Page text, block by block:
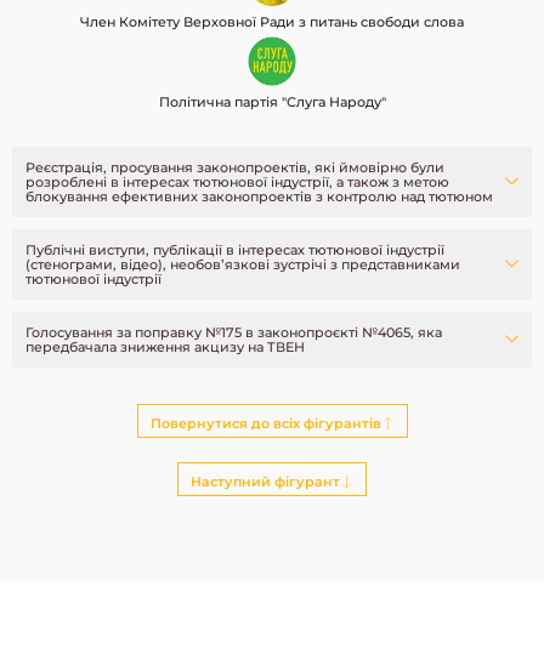
Член Комітету Верховної Ради з питань свободи слова
Політична партія "Слуга Народу"
Реєстрація, просування законопроектів, які ймовірно були
розроблені в інтересах тютюнової індустрії, а також з метою
блокування ефективних законопроектів з контролю над тютюном
Публічні виступи, публікації в інтересах тютюнової індустрії
(стенограми, відео), необовʼязкові зустрічі з представниками
тютюнової індустрії
Голосування за поправку №175 в законопроєкті №4065, яка
передбачала зниження акцизу на ТВЕН
Повернутися до всіх фігурантів
Наступний фігурант